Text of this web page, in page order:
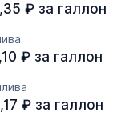
₽ за галлон
₽ за галлон
₽ за галлон